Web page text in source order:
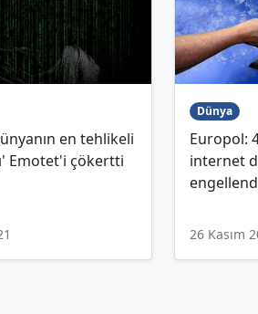
en tehlikeli
Emotet'i çökertti
Dünya
Europol:
internet
26 Kasım